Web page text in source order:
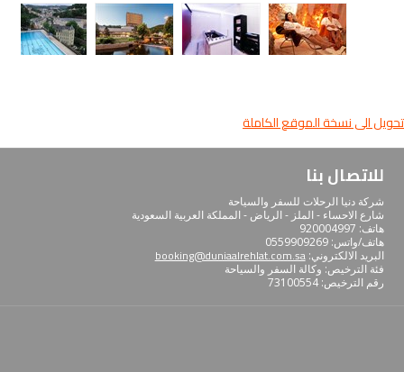
تحويل الى نسخة الموقع الكاملة
للاتصال بنا
شركة دنيا الرحلات للسفر والسياحة
شارع الاحساء - الملز - الرياض - المملكة العربية السعودية
هاتف: 920004997
هاتف/واتس: 0559909269
البريد الالكتروني:booking@duniaalrehlat.com.sa
فئة الترخيص: وﻛﺎﻟﺔ اﻟﺴﻔﺮ واﻟﺴﻴﺎﺣﺔ
رﻗﻢ اﻟﺘﺮﺧﻴﺺ: 73100554